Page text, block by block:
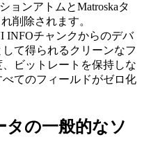
ョンアトムとMatroskaタ
削除されます。
INFOチャンクからのデバ
て得られるクリーンなフ
ビットレートを保持しな
てのフィールドがゼロ化
タの一般的なソ